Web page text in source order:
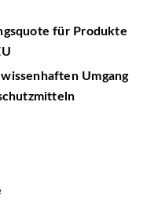
für Produkte
Umgang